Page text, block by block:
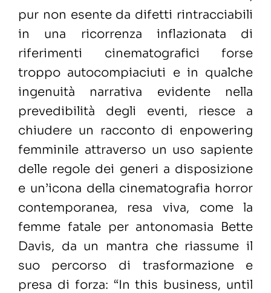
pur non esente da difetti rintracciabili
in una ricorrenza inflazionata di
riferimenti cinematografici forse
troppo autocompiaciuti e in qualche
ingenuità narrativa evidente nella
prevedibilità degli eventi, riesce a
chiudere un racconto di enpowering
femminile attraverso un uso sapiente
delle regole dei generi a disposizione
e un’icona della cinematografia horror
contemporanea, resa viva, come la
femme fatale per antonomasia Bette
Davis, da un mantra che riassume il
suo percorso di trasformazione e
presa di forza: “In this business, until